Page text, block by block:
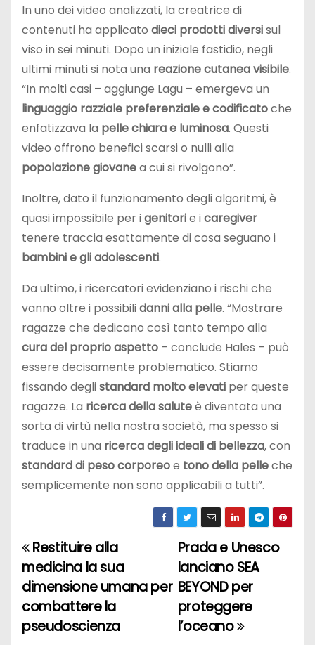
In uno dei video analizzati, la creatrice di
contenuti ha applicato dieci prodotti diversisul
viso in sei minuti. Dopo un iniziale fastidio, negli
ultimi minuti si nota una reazione cutanea visibile.
“In molti casi – aggiunge Lagu – emergeva un
linguaggio razziale preferenziale e codificatoche
enfatizzava la pelle chiara e luminosa. Questi
video offrono benefici scarsi o nulli alla
popolazione giovanea cui si rivolgono”.
Inoltre, dato il funzionamento degli algoritmi, è
quasi impossibile per igenitorie icaregiver
tenere traccia esattamente di cosa seguano i
bambini e gli adolescenti.
Da ultimo, i ricercatori evidenziano i rischi che
vanno oltre i possibilidanni alla pelle. “Mostrare
ragazze che dedicano così tanto tempo alla
cura del proprio aspetto – conclude Hales – può
essere decisamente problematico. Stiamo
fissando deglistandard molto elevati per queste
ragazze. La ricerca della saluteè diventata una
sorta di virtù nella nostra società, ma spesso si
traduce in una ricerca degli ideali di bellezza, con
standard di peso corporeoe tono della pelleche
semplicemente non sono applicabili a tutti”.
N
a
v
Prada e Unesco
lanciano SEA
BEYOND per
proteggere
l’oceano
Restituire alla
medicina la sua
dimensione umana per
combattere la
pseudoscienza